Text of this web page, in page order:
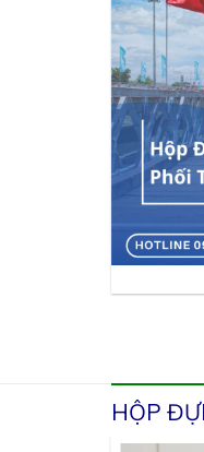
HỘP